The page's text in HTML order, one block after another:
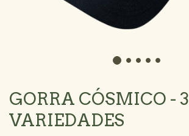
GORRA CÓSMICO - 3
VARIEDADES